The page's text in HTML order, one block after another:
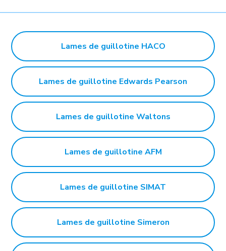
Lames de guillotine HACO
Lames de guillotine Edwards Pearson
Lames de guillotine Waltons
Lames de guillotine AFM
Lames de guillotine SIMAT
Lames de guillotine Simeron